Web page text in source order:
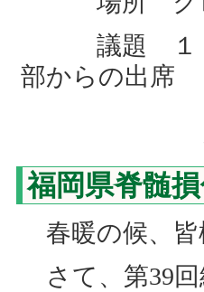
議題 １．九
部からの出席
福岡県脊髄
春暖の候、皆
さて、第39回